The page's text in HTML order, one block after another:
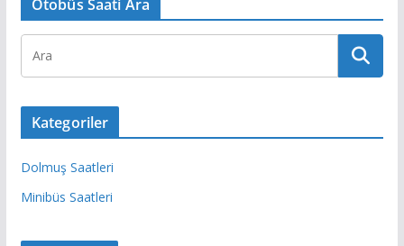
Otobüs Saati Ara
Kategoriler
Dolmuş Saatleri
Minibüs Saatleri